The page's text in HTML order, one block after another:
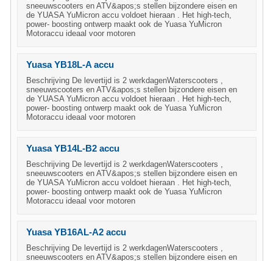
sneeuwscooters en ATV&apos;s stellen bijzondere eisen en
de YUASA YuMicron accu voldoet hieraan . Het high-tech,
power- boosting ontwerp maakt ook de Yuasa YuMicron
Motoraccu ideaal voor motoren
Yuasa YB18L-A accu
Beschrijving De levertijd is 2 werkdagenWaterscooters ,
sneeuwscooters en ATV&apos;s stellen bijzondere eisen en
de YUASA YuMicron accu voldoet hieraan . Het high-tech,
power- boosting ontwerp maakt ook de Yuasa YuMicron
Motoraccu ideaal voor motoren
Yuasa YB14L-B2 accu
Beschrijving De levertijd is 2 werkdagenWaterscooters ,
sneeuwscooters en ATV&apos;s stellen bijzondere eisen en
de YUASA YuMicron accu voldoet hieraan . Het high-tech,
power- boosting ontwerp maakt ook de Yuasa YuMicron
Motoraccu ideaal voor motoren
Yuasa YB16AL-A2 accu
Beschrijving De levertijd is 2 werkdagenWaterscooters ,
sneeuwscooters en ATV&apos;s stellen bijzondere eisen en